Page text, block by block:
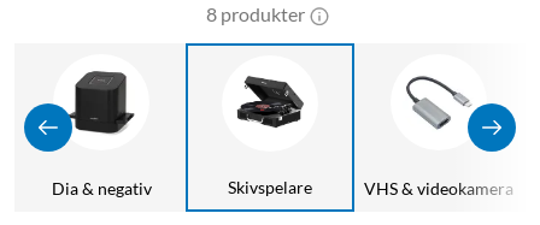
8 produkter
Dia & negativ Skivspelare VHS & videokamera